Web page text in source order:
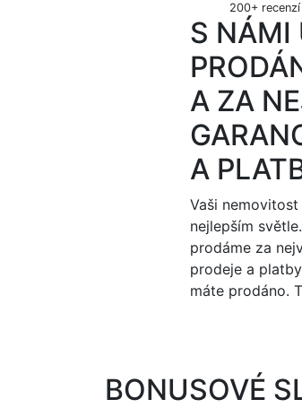
200+
S NÁMI
A ZA
A
Vaši
nejlepším
prodáme za
prodeje a
máte prodáno.
BONUSOVÉ